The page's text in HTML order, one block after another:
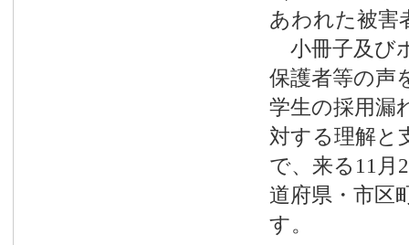
あわれた被害
小冊子及び
保護者等の声
学生の採用漏
対する理解と
で、来る11月
道府県・市区
す。